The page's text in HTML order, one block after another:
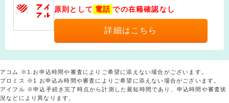
原則として 電話 での在籍確認なし
詳細はこちら
アコム ※1.お申込時間や審査によりご希望に添えない場合がございます。
プロミス ※1 お申込み時間や審査によりご希望に添えない場合がございます。
アイフル ※申込手続き完了時点から計測した最短時間であり、申込時間や審査状
況などにより異なります。